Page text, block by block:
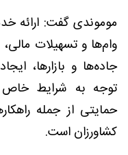
موموندی گفت: ارائه
وام‌ها و تسهیلات
جاده‌ها و بازارها،
توجه به شرایط
حمایتی از جمله
کشاورزان است.